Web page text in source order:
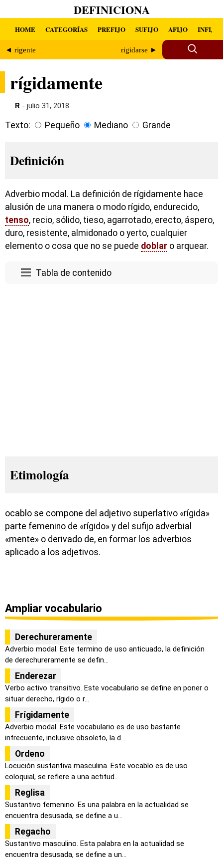
DEFINICIONA
HOME CATEGORÍAS PREFIJO SUFIJO AFIJO INFIJO
◄ rigente rigidarse ►
rígidamente
R - julio 31, 2018
Texto: Pequeño Mediano Grande
Definición
Adverbio modal. La definición de rígidamente hace
alusión de una manera o modo rígido, endurecido,
tenso, recio, sólido, tieso, agarrotado, erecto, áspero,
duro, resistente, almidonado o yerto, cualquier
elemento o cosa que no se puede doblar o arquear.
Tabla de contenido
Etimología
ocablo se compone del adjetivo superlativo «rígida»
parte femenino de «rígido» y del sufijo adverbial
«mente» o derivado de, en formar los adverbios
aplicado a los adjetivos.
Ampliar vocabulario
Derechureramente
Adverbio modal. Este termino de uso anticuado, la definición
de derechureramente se defin...
Enderezar
Verbo activo transitivo. Este vocabulario se define en poner o
situar derecho, rígido o r...
Frígidamente
Adverbio modal. Este vocabulario es de uso bastante
infrecuente, inclusive obsoleto, la d...
Ordeno
Locución sustantiva masculina. Este vocablo es de uso
coloquial, se refiere a una actitud...
Reglisa
Sustantivo femenino. Es una palabra en la actualidad se
encuentra desusada, se define a u...
Regacho
Sustantivo masculino. Esta palabra en la actualidad se
encuentra desusada, se define a un...